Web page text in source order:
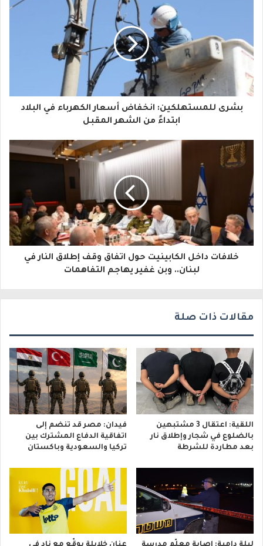
د
ك
ا
إ
ك
ت
و
بشرى للمستهلكين: انخفاض أسعار الكهرباء في البلاد
ابتداءً من الشهر المقبل
خلافات داخل الكابينيت حول اتفاق وقف إطلاق النار في
لبنان.. وبن غفير يهاجم التفاهمات
مقالات ذات صلة
اللقية: اعتقال 3 مشتبهين
بالضلوع في شجار وإطلاق نار
بعد مطاردة للشرطة
فيدان: مصر قد تنضم إلى
اتفاقية الدفاع المشترك بين
تركيا والسعودية وباكستان